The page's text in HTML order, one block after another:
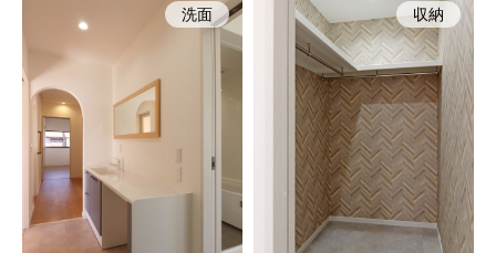
洗面 収納